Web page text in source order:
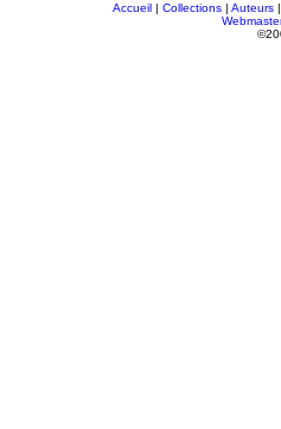
Accueil | Collections | Auteurs